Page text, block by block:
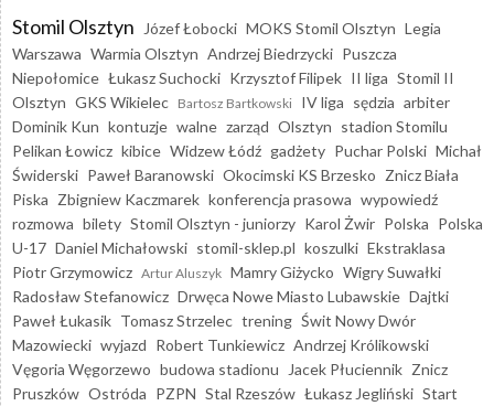
Stomil Olsztyn Józef Łobocki MOKS Stomil Olsztyn Legia
Warszawa Warmia Olsztyn Andrzej Biedrzycki Puszcza
Niepołomice Łukasz Suchocki Krzysztof Filipek II liga Stomil II
Olsztyn GKS Wikielec Bartosz Bartkowski IV liga sędzia arbiter
Dominik Kun kontuzje walne zarząd Olsztyn stadion Stomilu
Pelikan Łowicz kibice Widzew Łódź gadżety Puchar Polski Michał
Świderski Paweł Baranowski Okocimski KS Brzesko Znicz Biała
Piska Zbigniew Kaczmarek konferencja prasowa wypowiedź
rozmowa bilety Stomil Olsztyn - juniorzy Karol Żwir Polska Polska
U-17 Daniel Michałowski stomil-sklep.pl koszulki Ekstraklasa
Piotr Grzymowicz Artur Aluszyk Mamry Giżycko Wigry Suwałki
Radosław Stefanowicz Drwęca Nowe Miasto Lubawskie Dajtki
Paweł Łukasik Tomasz Strzelec trening Świt Nowy Dwór
Mazowiecki wyjazd Robert Tunkiewicz Andrzej Królikowski
Vęgoria Węgorzewo budowa stadionu Jacek Płuciennik Znicz
Pruszków Ostróda PZPN Stal Rzeszów Łukasz Jegliński Start